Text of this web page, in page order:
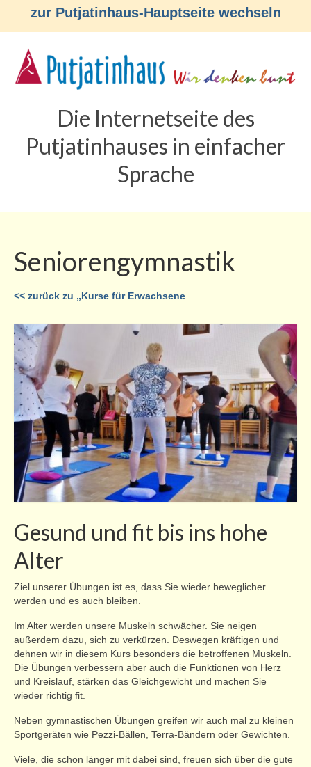
zur Putjatinhaus-Hauptseite wechseln
Die Internetseite des
Putjatinhauses in einfacher
Sprache
Seniorengymnastik
<< zurück zu „Kurse für Erwachsene
Gesund und fit bis ins hohe
Alter
Ziel unserer Übungen ist es, dass Sie wieder beweglicher
werden und es auch bleiben.
Im Alter werden unsere Muskeln schwächer. Sie neigen
außerdem dazu, sich zu verkürzen. Deswegen kräftigen und
dehnen wir in diesem Kurs besonders die betroffenen Muskeln.
Die Übungen verbessern aber auch die Funktionen von Herz
und Kreislauf, stärken das Gleichgewicht und machen Sie
wieder richtig fit.
Neben gymnastischen Übungen greifen wir auch mal zu kleinen
Sportgeräten wie Pezzi-Bällen, Terra-Bändern oder Gewichten.
Viele, die schon länger mit dabei sind, freuen sich über die gute